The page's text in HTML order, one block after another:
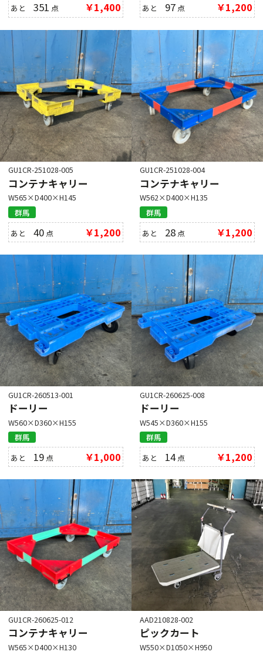
あと351 点 ￥1,400 あと 97 点 ￥1,200
GU1CR-251028-005
コンテナキャリー
W565×D400×H145
群馬
あと40 点 ￥1,200
GU1CR-251028-004
コンテナキャリー
W562×D400×H135
群馬
あと 28 点 ￥1,200
GU1CR-260513-001
ドーリー
W560×D360×H155
群馬
あと 19 点 ￥1,000
GU1CR-260625-008
ドーリー
W545×D360×H155
群馬
あと 14点 ￥1,200
GU1CR-260625-012
コンテナキャリー
W565×D400×H130
AAD210828-002
ピックカート
W550×D1050×H950